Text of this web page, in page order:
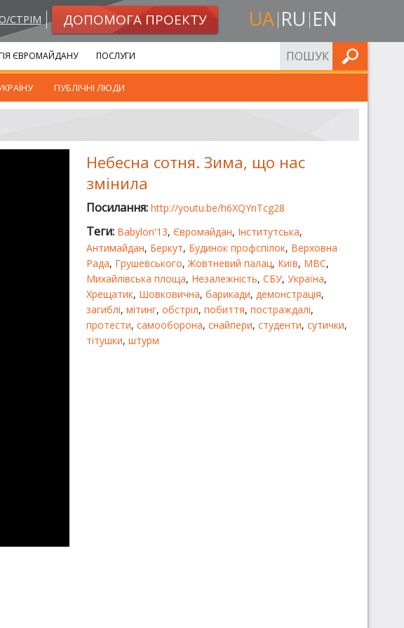
СТРІМ ДОПОМОГА ПРОЕКТУ UA RU EN
ПУБЛІЧНІ ЛЮДИ
ЄВРОМАЙДАНУ ПОСЛУГИ ШУКАТИ
Небесна сотня. Зима, що нас
змінила
Посилання: http://youtu.be/h6XQYnTcg28
Теги: Babylon'13, Євромайдан, Інститутська,
Антимайдан, Беркут, Будинок профспілок, Верховна
Рада, Грушевського,Жовтневий палац, Київ, МВС,
Михайлівська площа, Незалежність, СБУ, Україна,
Хрещатик, Шовковична, барикади, демонстрація,
загиблі, мітинг, обстріл, побиття, постраждалі,
протести, самооборона, снайпери, студенти, сутички,
тітушки, штурм